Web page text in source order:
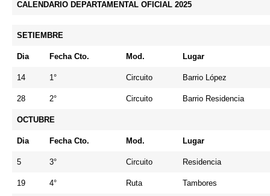
CALENDARIO DEPARTAMENTAL OFICIAL 2025
SETIEMBRE
Dia Fecha Cto. Mod. Lugar
14 1° Circuito Barrio López
28 2° Circuito Barrio Residencia
OCTUBRE
Dia Fecha Cto. Mod. Lugar
5 3° Circuito Residencia
19 4° Ruta Tambores